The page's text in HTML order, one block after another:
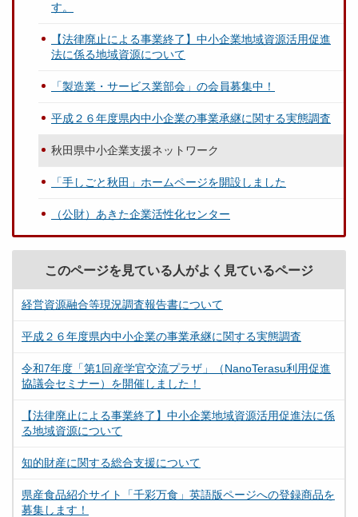
す。
【法律廃止による事業終了】中小企業地域資源活用促進
法に係る地域資源について
「製造業・サービス業部会」の会員募集中！
平成２６年度県内中小企業の事業承継に関する実態調査
秋田県中小企業支援ネットワーク
「手しごと秋田」ホームページを開設しました
（公財）あきた企業活性化センター
このページを見ている人がよく見ているページ
経営資源融合等現況調査報告書について
平成２６年度県内中小企業の事業承継に関する実態調査
令和7年度「第1回産学官交流プラザ」（NanoTerasu利用促進
協議会セミナー）を開催しました！
【法律廃止による事業終了】中小企業地域資源活用促進法に係
る地域資源について
知的財産に関する総合支援について
県産食品紹介サイト「千彩万食」英語版ページへの登録商品を
募集します！